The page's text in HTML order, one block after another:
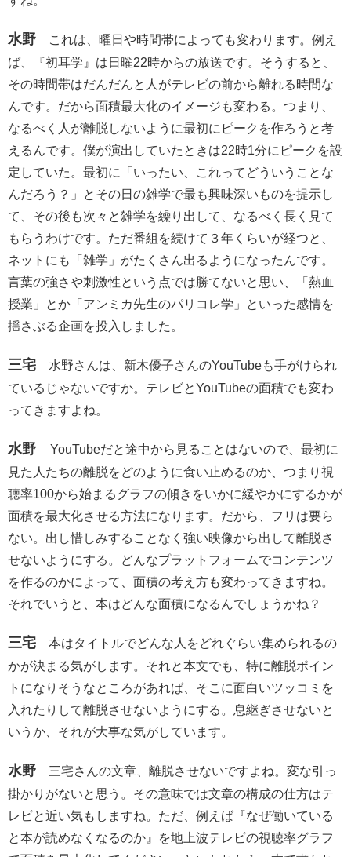
水野 これは、曜日や時間帯によっても変わります。例え
ば、『初耳学』は日曜22時からの放送です。そうすると、
その時間帯はだんだんと人がテレビの前から離れる時間な
んです。だから面積最大化のイメージも変わる。つまり、
なるべく人が離脱しないように最初にピークを作ろうと考
えるんです。僕が演出していたときは22時1分にピークを設
定していた。最初に「いったい、これってどういうことな
んだろう？」とその日の雑学で最も興味深いものを提示し
て、その後も次々と雑学を繰り出して、なるべく長く見て
もらうわけです。ただ番組を続けて３年くらいが経つと、
ネットにも「雑学」がたくさん出るようになったんです。
言葉の強さや刺激性という点では勝てないと思い、「熱血
授業」とか「アンミカ先生のパリコレ学」といった感情を
揺さぶる企画を投入しました。
三宅 水野さんは、新木優子さんのYouTubeも手がけられ
ているじゃないですか。テレビとYouTubeの面積でも変わ
ってきますよね。
水野 YouTubeだと途中から見ることはないので、最初に
見た人たちの離脱をどのように食い止めるのか、つまり視
聴率100から始まるグラフの傾きをいかに緩やかにするかが
面積を最大化させる方法になります。だから、フリは要ら
ない。出し惜しみすることなく強い映像から出して離脱さ
せないようにする。どんなプラットフォームでコンテンツ
を作るのかによって、面積の考え方も変わってきますね。
それでいうと、本はどんな面積になるんでしょうかね？
三宅 本はタイトルでどんな人をどれぐらい集められるの
かが決まる気がします。それと本文でも、特に離脱ポイン
トになりそうなところがあれば、そこに面白いツッコミを
入れたりして離脱させないようにする。息継ぎさせないと
いうか、それが大事な気がしています。
水野 三宅さんの文章、離脱させないですよね。変な引っ
掛かりがないと思う。その意味では文章の構成の仕方はテ
レビと近い気もしますね。ただ、例えば『なぜ働いている
と本が読めなくなるのか』を地上波テレビの視聴率グラフ